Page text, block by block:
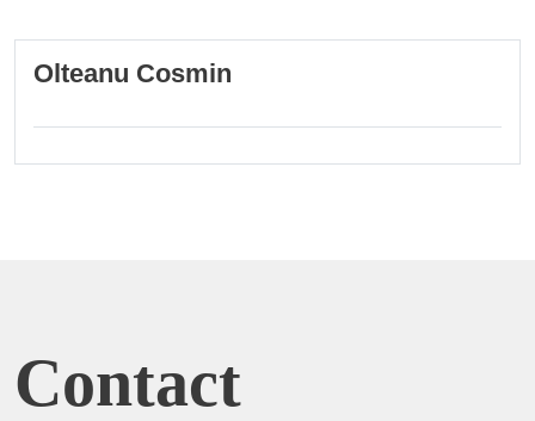
Olteanu Cosmin
Contact